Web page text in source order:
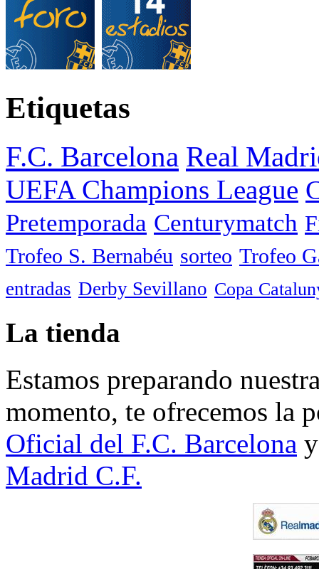
Etiquetas
F.C. Barcelona Real
UEFA Champions League
Pretemporada Centurymatch
Trofeo S. Bernabéu sorteo Trofeo
entradas Derby Sevillano Copa
La tienda
Estamos preparando
momento, te ofrecemos la
Oficial del F.C. Barcelona
Madrid C.F.